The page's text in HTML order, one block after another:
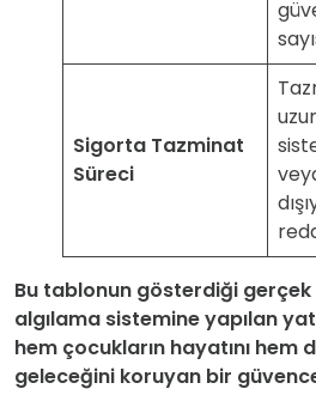
Sigorta Tazminat
Süreci
Bu tablonun gösterdiği gerçek
algılama sistemine yapılan
hem çocukların hayatını hem
geleceğini koruyan bir